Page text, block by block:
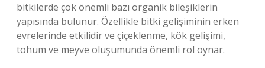
bitkilerde çok önemli bazı organik bileşiklerin
yapısında bulunur. Özellikle bitki gelişiminin erken
evrelerinde etkilidir ve çiçeklenme, kök gelişimi,
tohum ve meyve oluşumunda önemli rol oynar.